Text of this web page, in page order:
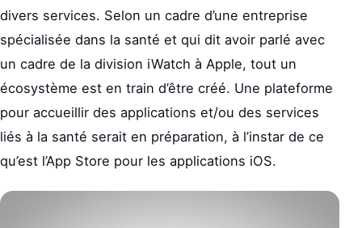
divers services. Selon un cadre d’une entreprise
spécialisée dans la santé et qui dit avoir parlé avec
un cadre de la division iWatch à Apple, tout un
écosystème est en train d’être créé. Une plateforme
pour accueillir des applications et/ou des services
liés à la santé serait en préparation, à l’instar de ce
qu’est l’App Store pour les applications iOS.